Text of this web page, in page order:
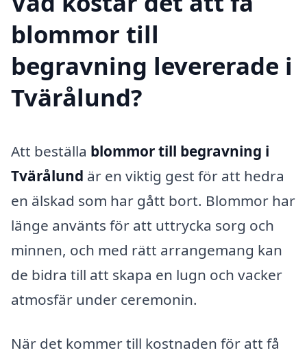
blommor till
begravning levererade i
Tvärålund?
Att beställa blommor till begravning i
Tvärålund är en viktig gest för att hedra
en älskad som har gått bort. Blommor har
länge använts för att uttrycka sorg och
minnen, och med rätt arrangemang kan
de bidra till att skapa en lugn och vacker
atmosfär under ceremonin.
När det kommer till kostnaden för att få